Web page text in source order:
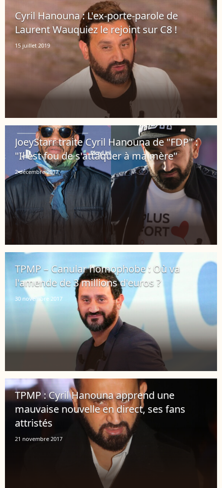
Cyril Hanouna : L'ex-porte-parole de
Laurent Wauquiez le rejoint sur C8 !
15 juillet 2019
JoeyStarr traite Cyril Hanouna de "FDP" :
"Il est fou de s'attaquer à ma mère"
2 décembre 2017
TPMP – Canular homophobe : Où va
l'amende de 3 millions d'euros ?
30 novembre 2017
TPMP : Cyril Hanouna apprend une
mauvaise nouvelle en direct, ses fans
attristés
21 novembre 2017